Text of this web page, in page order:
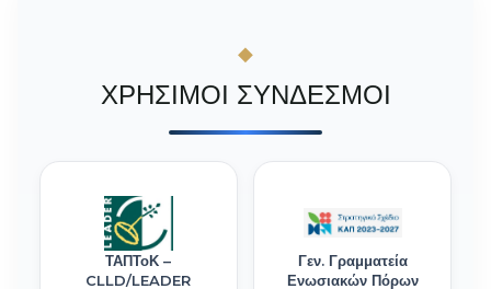
ΧΡΗΣΙΜΟΙ ΣΥΝΔΕΣΜΟΙ
ΤΑΠΤοΚ –
CLLD/LEADER
Γεν. Γραμματεία
Ενωσιακών Πόρων